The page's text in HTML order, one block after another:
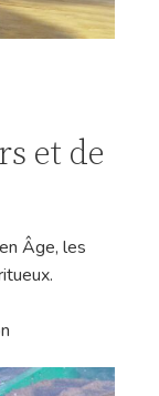
et de
Âge, les